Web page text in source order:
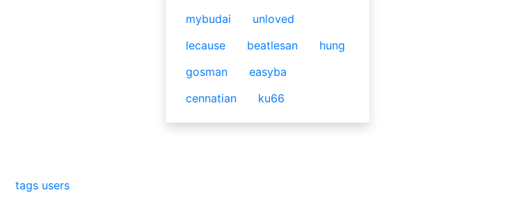
mybudai
unloved
lecause
beatlesan
hung
gosman
easyba
cennatian
ku66
tags users